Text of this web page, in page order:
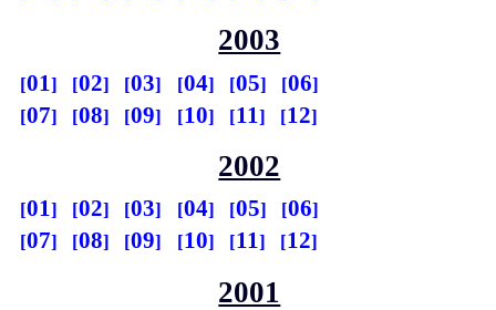
2003
01 02 03 04 05
06
07
08 09 10 11 12
2002
01 02 03 04 05
06
07
08 09 10 11 12
2001